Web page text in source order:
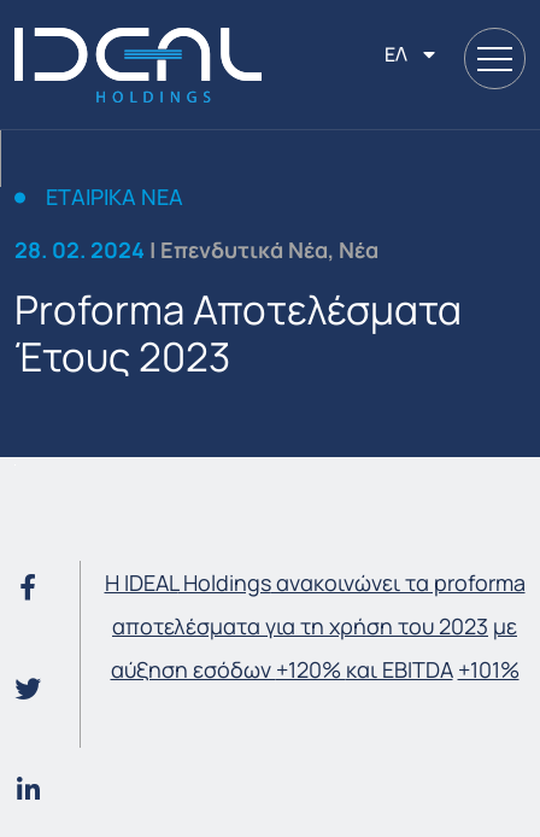
ΕΛ
ΕΤΑΙΡΙΚΑ ΝΕΑ
28. 02. 2024 | Επενδυτικά Νέα, Νέα
Proforma Αποτελέσματα
Έτους 2023
Η IDEALHoldingsανακοινώνει τα proforma
αποτελέσματα για τη χρήση του 2023 με
αύξηση εσόδων +120% και EBITDA +101%